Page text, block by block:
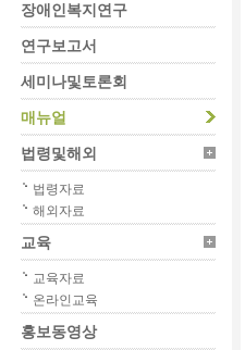
장애인복지연구
연구보고서
세미나및토론회
매뉴얼
법령및해외
법령자료
해외자료
교육
교육자료
온라인교육
홍보동영상